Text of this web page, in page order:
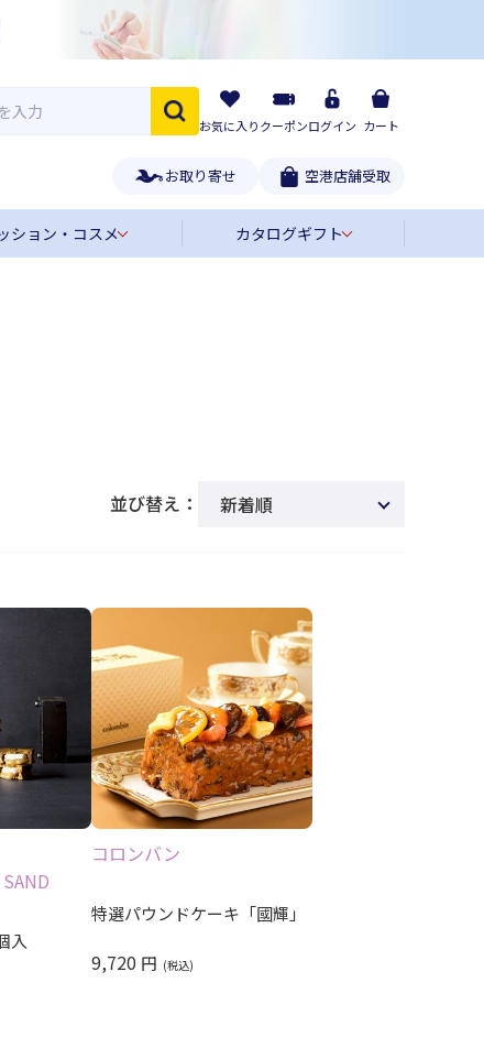
お気に入りクーポンログイン カート
お取り寄せ 空港店舗受取
ション・コスメ カタログギフト
並び替え：
新着順
価格(安い順)
価格(高い順)
発売日＋商品名
レビュー順
レビュー評価順
入
コロンバン
特選パウンドケーキ「國輝」
9,720 円